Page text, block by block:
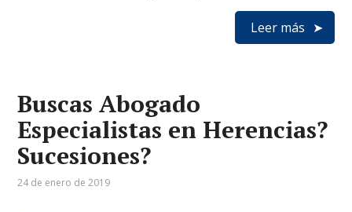
Leer más
Buscas Abogado
Especialistas en Herencias?
Sucesiones?
24 de enero de 2019